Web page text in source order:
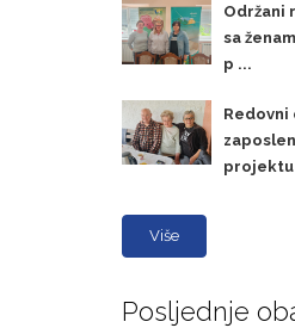
Održani
sa
p ...
Redovni
projektu
Više
Posljednje